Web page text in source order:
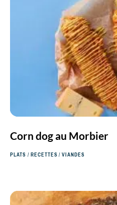
Corn dog au Morbier
PLATS /RECETTES/VIANDES